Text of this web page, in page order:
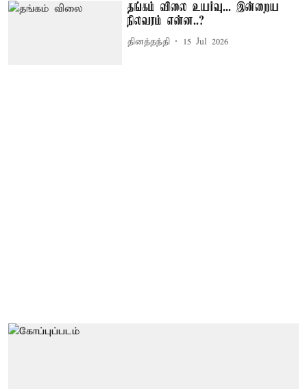
தங்கம் விலை உயர்வு... இன்றைய
நிலவரம் என்ன..?
தினத்தந்தி 15 Jul 2026